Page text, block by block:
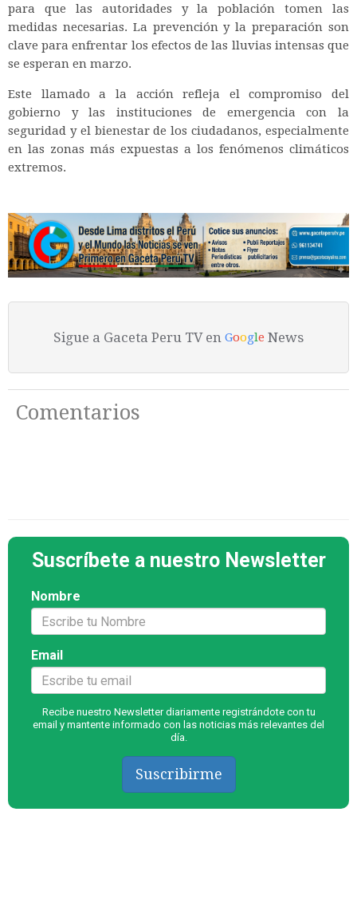
para que las autoridades y la población tomen las
medidas necesarias. La prevención y la preparación son
clave para enfrentar los efectos de las lluvias intensas que
se esperan en marzo.
Este llamado a la acción refleja el compromiso del
gobierno y las instituciones de emergencia con la
seguridad y el bienestar de los ciudadanos, especialmente
en las zonas más expuestas a los fenómenos climáticos
extremos.
Sigue a Gaceta Peru TV en Google News
Comentarios
Suscríbete a nuestro Newsletter
Nombre
Email
Recibe nuestro Newsletter diariamente registrándote con tu
email y mantente informado con las noticias más relevantes del
día.
Suscribirme